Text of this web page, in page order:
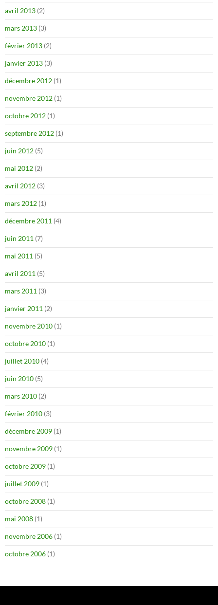
avril 2013 (2)
mars 2013 (3)
février 2013 (2)
janvier 2013 (3)
décembre 2012 (1)
novembre 2012 (1)
octobre 2012 (1)
septembre 2012 (1)
juin 2012 (5)
mai 2012 (2)
avril 2012 (3)
mars 2012 (1)
décembre 2011 (4)
juin 2011 (7)
mai 2011 (5)
avril 2011 (5)
mars 2011 (3)
janvier 2011 (2)
novembre 2010 (1)
octobre 2010 (1)
juillet 2010 (4)
juin 2010 (5)
mars 2010 (2)
février 2010 (3)
décembre 2009 (1)
novembre 2009 (1)
octobre 2009 (1)
juillet 2009 (1)
octobre 2008 (1)
mai 2008 (1)
novembre 2006 (1)
octobre 2006 (1)